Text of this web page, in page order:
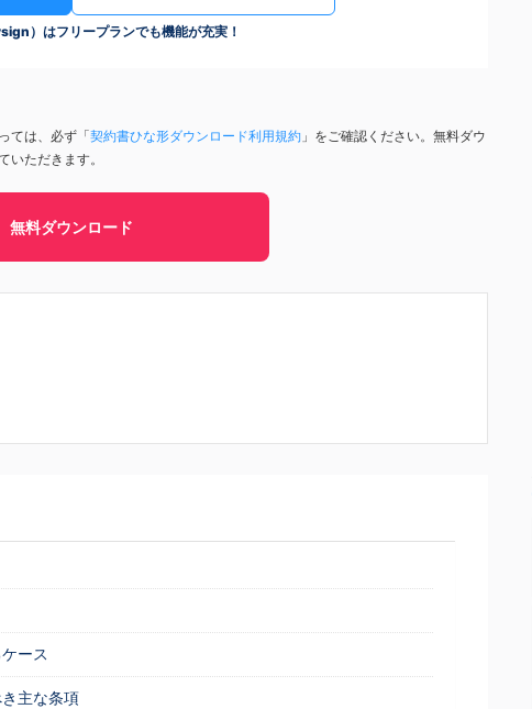
）はフリープランでも機能が充実！
ては、必ず「契約書ひな形ダウンロード利用規約 」をご確認ください。無料ダウ
いただきます。
無料ダウンロード
ース
主な条項